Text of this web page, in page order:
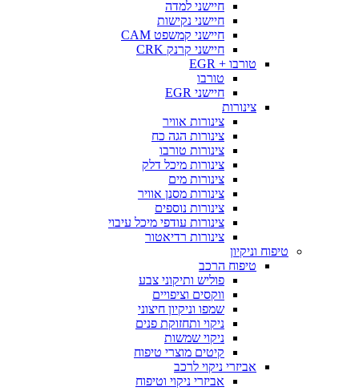
חיישני למדה
חיישני נקישות
חיישני קמשפט CAM
חיישני קרנק CRK
טורבו + EGR
טורבו
חיישני EGR
צינורות
צינורות אוויר
צינורות הגה כח
צינורות טורבו
צינורות מיכל דלק
צינורות מים
צינורות מסנן אוויר
צינורות נוספים
צינורות עודפי מיכל עיבוי
צינורות רדיאטור
טיפוח וניקיון
טיפוח הרכב
פוליש ותיקוני צבע
ווקסים וציפויים
שמפו וניקיון חיצוני
ניקוי ותחזוקת פנים
ניקוי שמשות
קיטים מוצרי טיפוח
אביזרי ניקוי לרכב
אביזרי ניקוי וטיפוח